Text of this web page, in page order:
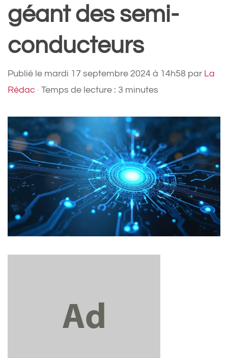
géant des semi-
conducteurs
Publié le mardi 17 septembre 2024 à 14h58 par La
Rédac · Temps de lecture : 3 minutes